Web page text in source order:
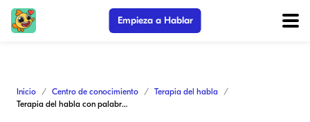
Empieza a Hablar
Inicio Centro de conocimiento
Terapia del habla
Terapia del habla con palabras de aliento: Ayudando a tu hijo a prosperar